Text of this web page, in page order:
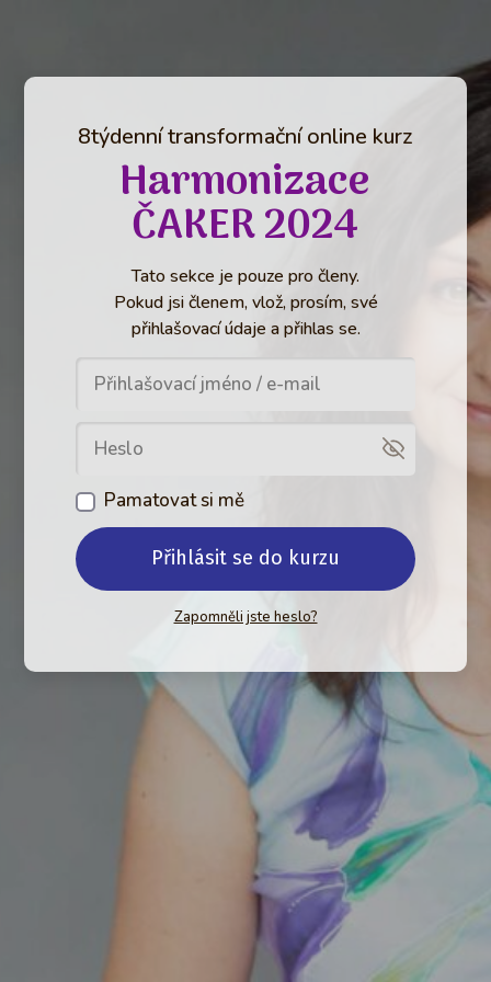
8týdenní transformační online kurz
Harmonizace
ČAKER 2024
Tato sekce je pouze pro členy.
Pokud jsi členem, vlož, prosím, své
přihlašovací údaje a přihlas se.
Pamatovat si mě
Přihlásit se do kurzu
Zapomněli jste heslo?